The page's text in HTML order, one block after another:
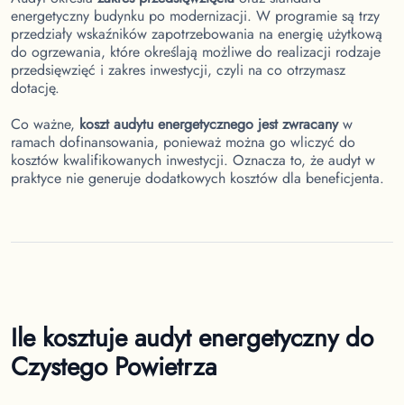
energetyczny budynku po modernizacji. W programie są trzy
przedziały wskaźników zapotrzebowania na energię użytkową
do ogrzewania, które określają możliwe do realizacji rodzaje
przedsięwzięć i zakres inwestycji, czyli na co otrzymasz
dotację.
Co ważne, koszt audytu energetycznego jest zwracanyw
ramach dofinansowania, ponieważ można go wliczyć do
kosztów kwalifikowanych inwestycji. Oznacza to, że audyt w
praktyce nie generuje dodatkowych kosztów dla beneficjenta.
Ile kosztuje audyt energetyczny do
Czystego Powietrza